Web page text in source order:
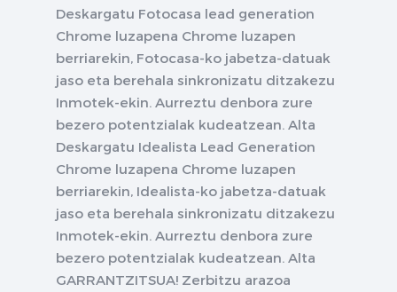
Deskargatu Fotocasa lead generation
Chrome luzapena Chrome luzapen
berriarekin, Fotocasa-ko jabetza-datuak
jaso eta berehala sinkronizatu ditzakezu
Inmotek-ekin. Aurreztu denbora zure
bezero potentzialak kudeatzean. Alta
Deskargatu Idealista Lead Generation
Chrome luzapena Chrome luzapen
berriarekin, Idealista-ko jabetza-datuak
jaso eta berehala sinkronizatu ditzakezu
Inmotek-ekin. Aurreztu denbora zure
bezero potentzialak kudeatzean. Alta
GARRANTZITSUA! Zerbitzu arazoa